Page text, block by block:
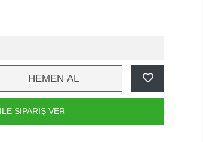
HEMEN AL
SİPARİŞ VER